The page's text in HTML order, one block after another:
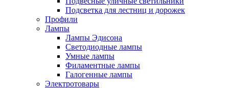
Подсветка для лестниц и дорожек
Профили
Лампы
Лампы Эдисона
Светодиодные лампы
Умные лампы
Филаментные лампы
Галогенные лампы
Электротовары